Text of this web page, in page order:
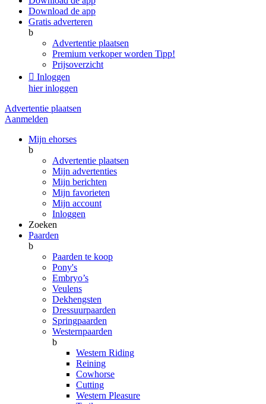
Download de app
Gratis adverteren
b
Advertentie plaatsen
Premium verkoper worden Tipp!
Prijsoverzicht
 Inloggen
hier inloggen
Advertentie plaatsen
Aanmelden
Mijn ehorses
b
Advertentie plaatsen
Mijn advertenties
Mijn berichten
Mijn favorieten
Mijn account
Inloggen
Zoeken
Paarden
b
Paarden te koop
Pony's
Embryo’s
Veulens
Dekhengsten
Dressuurpaarden
Springpaarden
Westernpaarden
b
Western Riding
Reining
Cowhorse
Cutting
Western Pleasure